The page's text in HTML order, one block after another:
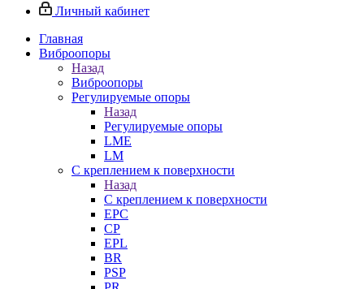
Личный кабинет
Главная
Виброопоры
Назад
Виброопоры
Регулируемые опоры
Назад
Регулируемые опоры
LME
LM
С креплением к поверхности
Назад
С креплением к поверхности
EPC
CP
EPL
BR
PSP